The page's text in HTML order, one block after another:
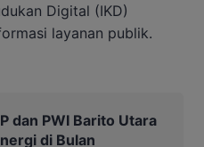
Digital (IKD)
layanan publik.
dan PWI Barito Utara
di Bulan